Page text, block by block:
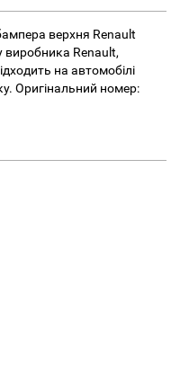
верхня Renault
виробника Renault,
на автомобілі
Оригінальний номер: